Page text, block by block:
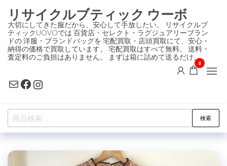
ン
テ
ン
ツ
プ
リサイクルブティック ウーボ
大切にしてきた服だから、安心して手放したい。 リサイクルブ
ティックUOVOでは 百貨店・セレクト・ラグジュアリーブラン
ドの 洋服・ブランドバッグを 宅配買取・店頭買取にて、安心・
納得の価格で買取しています。 宅配買取はすべて無料。 送料・
査定料のご負担はありません。 まずは箱に詰めて送るだけ。
MailFacebook
Instagram
0
検
索
象:
検索